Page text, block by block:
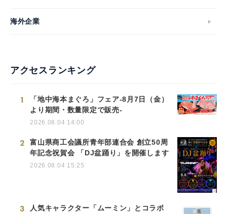
海外企業
アクセスランキング
1
「地中海本まぐろ」フェア-8月7日（金）
より期間・数量限定で販売-
2026.08.04 14:00
2
富山県商工会議所青年部連合会 創立50周
年記念祝賀会 「DJ盆踊り」を開催します
2026.08.04 15:25
3 人気キャラクター「ムーミン」とコラボ